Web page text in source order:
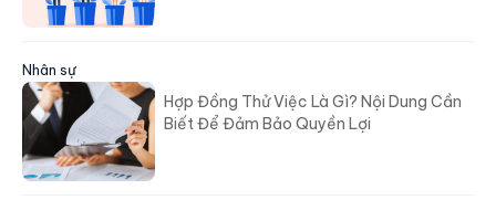
Nhân sự
Hợp Đồng Thử Việc Là Gì? Nội Dung Cần
Biết Để Đảm Bảo Quyền Lợi